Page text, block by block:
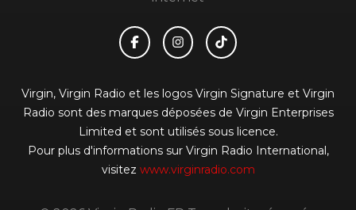
Virgin, Virgin Radio et les logos Virgin Signature et Virgin
Radio sont des marques déposées de Virgin Enterprises
Limited et sont utilisés sous licence.
Pour plus d'informations sur Virgin Radio International,
visitez www.virginradio.com